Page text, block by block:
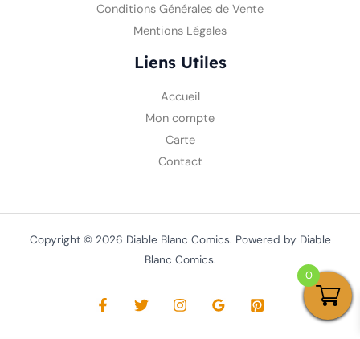
Conditions Générales de Vente
Mentions Légales
Liens Utiles
Accueil
Mon compte
Carte
Contact
Copyright © 2026 Diable Blanc Comics. Powered by Diable
Blanc Comics.
0